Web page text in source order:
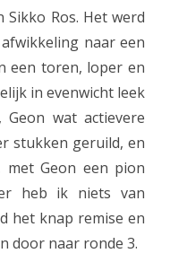
Ros. Het werd
naar een
een toren, loper en
in evenwicht leek
wat actievere
stukken geruild, en
met Geon een pion
heb ik niets van
het knap remise en
door naar ronde 3.